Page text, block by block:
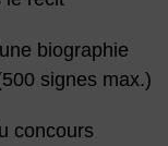
biographie
signes max.)
concours